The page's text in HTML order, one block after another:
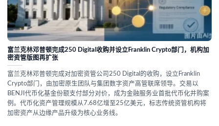
富兰克林邓普顿完成250 Digital收购并设立Franklin Crypto部门，机构加
密资管版图再扩张
富兰克林邓普顿完成对加密资管公司250 Digital的收购，设立Franklin
Crypto部门，由加密原生团队与集团数字资产高管联席领导。交易以
BENJI代币化基金份额支付部分对价，成为金融服务业首批代币化并购案
例。代币化资产管理规模从7.68亿增至25亿美元，标志传统资管机构将
加密资产从边缘产品升级为核心业务线。